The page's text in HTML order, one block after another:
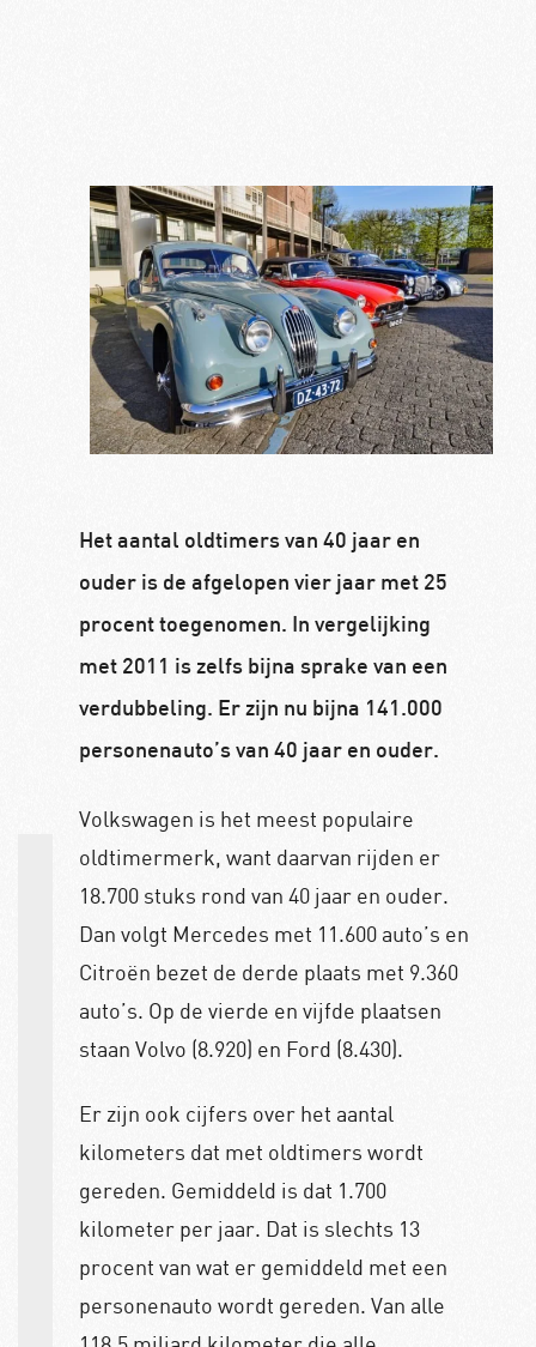
Het aantal oldtimers van 40 jaar en
ouder is de afgelopen vier jaar met 25
procent toegenomen. In vergelijking
met 2011 is zelfs bijna sprake van een
verdubbeling. Er zijn nu bijna 141.000
personenauto’s van 40 jaar en ouder.
Volkswagen is het meest populaire
oldtimermerk, want daarvan rijden er
18.700 stuks rond van 40 jaar en ouder.
Dan volgt Mercedes met 11.600 auto’s en
Citroën bezet de derde plaats met 9.360
auto’s. Op de vierde en vijfde plaatsen
staan Volvo (8.920) en Ford (8.430).
Er zijn ook cijfers over het aantal
kilometers dat met oldtimers wordt
gereden. Gemiddeld is dat 1.700
kilometer per jaar. Dat is slechts 13
procent van wat er gemiddeld met een
personenauto wordt gereden. Van alle